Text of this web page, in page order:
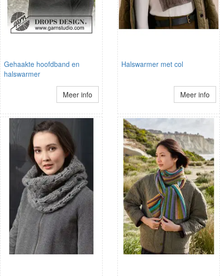
Gehaakte hoofdband en
halswarmer
Meer info
Halswarmer met col
Meer info